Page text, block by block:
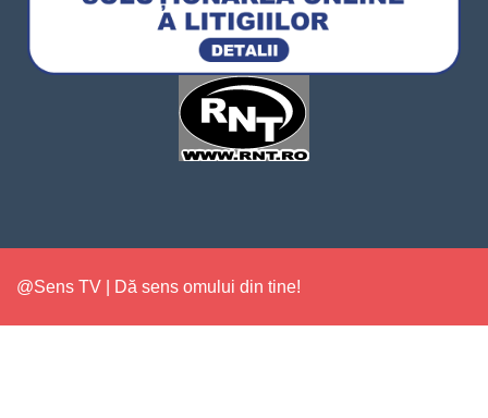
@Sens TV | Dă sens omului din tine!